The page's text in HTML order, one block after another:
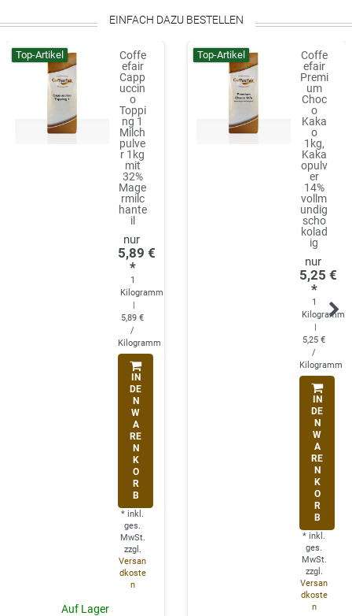
EINFACH DAZU BESTELLEN
Top-Artikel
Coffe
efair
Capp
uccin
o
Toppi
ng 1
Milch
pulve
r 1kg
mit
32%
Mage
rmilc
hante
il
5,89 €
*
1
Kilogramm
5,89 €
/
Kilogramm
IN
DE
N
W
A
RE
N
K
O
R
B
* inkl.
ges.
MwSt.
zzgl.
Versan
dkoste
n
Auf Lager
Top-Artikel
Coffe
efair
Premi
um
Choc
o
Kaka
o
1kg,
Kaka
opulv
er
14%
vollm
undig
scho
kolad
ig
5,25 €
*
1
Kilogramm
5,25 €
/
Kilogramm
IN
DE
N
W
A
RE
N
K
O
R
B
* inkl.
ges.
MwSt.
zzgl.
Versan
dkoste
n